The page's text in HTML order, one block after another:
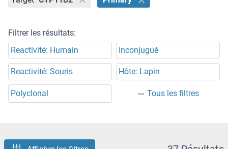
Filtrer les résultats:
Reactivité: Humain
Inconjugué
Reactivité: Souris Hôte: Lapin
Polyclonal Tous les filtres